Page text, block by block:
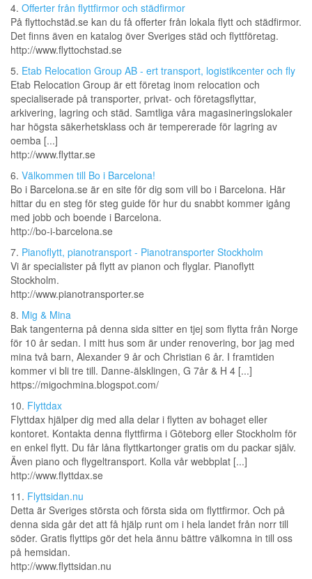
4. Offerter från flyttfirmor och städfirmor
På flyttochstäd.se kan du få offerter från lokala flytt och städfirmor.
Det finns även en katalog över Sveriges städ och flyttföretag.
http://www.flyttochstad.se
5. Etab Relocation Group AB - ert transport, logistikcenter och fly
Etab Relocation Group är ett företag inom relocation och
specialiserade på transporter, privat- och företagsflyttar,
arkivering, lagring och städ. Samtliga våra magasineringslokaler
har högsta säkerhetsklass och är tempererade för lagring av
oemba [...]
http://www.flyttar.se
6. Välkommen till Bo i Barcelona!
Bo i Barcelona.se är en site för dig som vill bo i Barcelona. Här
hittar du en steg för steg guide för hur du snabbt kommer igång
med jobb och boende i Barcelona.
http://bo-i-barcelona.se
7. Pianoflytt, pianotransport - Pianotransporter Stockholm
Vi är specialister på flytt av pianon och flyglar. Pianoflytt
Stockholm.
http://www.pianotransporter.se
8. Mig & Mina
Bak tangenterna på denna sida sitter en tjej som flytta från Norge
för 10 år sedan. I mitt hus som är under renovering, bor jag med
mina två barn, Alexander 9 år och Christian 6 år. I framtiden
kommer vi bli tre till. Danne-älsklingen, G 7år & H 4 [...]
https://migochmina.blogspot.com/
10. Flyttdax
Flyttdax hjälper dig med alla delar i flytten av bohaget eller
kontoret. Kontakta denna flyttfirma i Göteborg eller Stockholm för
en enkel flytt. Du får låna flyttkartonger gratis om du packar själv.
Även piano och flygeltransport. Kolla vår webbplat [...]
http://www.flyttdax.se
11. Flyttsidan.nu
Detta är Sveriges största och första sida om flyttfirmor. Och på
denna sida går det att få hjälp runt om i hela landet från norr till
söder. Gratis flyttips gör det hela ännu bättre välkomna in till oss
på hemsidan.
http://www.flyttsidan.nu